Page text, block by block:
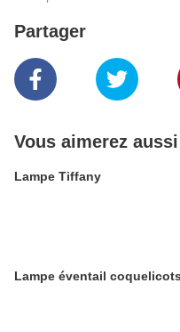
Partager
Vous aimerez aussi
Lampe Tiffany
Lampe éventail coquelicots